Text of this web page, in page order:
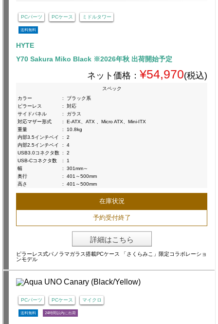
PCパーツ PCケース ミドルタワー
送料無料
HYTE
Y70 Sakura Miko Black ※2026年秋 出荷開始予定
ネット価格： ¥54,970(税込)
スペック
カラー
:
ブラック系
ピラーレス
:
対応
サイドパネル
:
ガラス
対応マザー形式
:
E-ATX、ATX 、Micro ATX、Mini-ITX
重量
:
10.8kg
内部3.5インチベイ
:
2
内部2.5インチベイ
:
4
USB3.0コネクタ数 :
2
USB-Cコネクタ数
:
1
幅
:
301mm～
奥行
:
401～500mm
高さ
: 401～500mm
在庫状況
予約受付終了
詳細はこちら
ピラーレス式パノラマガラス搭載PCケース 「さくらみこ」限定コラボレーショ
ンモデル
PCパーツ PCケース マイクロ
送料無料 24時間以内に出荷